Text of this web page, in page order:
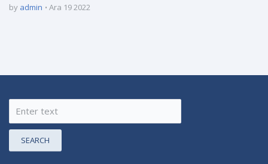
by admin Ara 19 2022
SEARCH